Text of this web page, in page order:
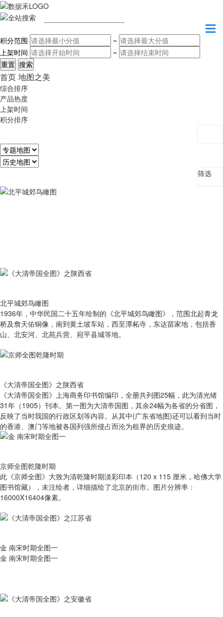
积分范围
~
上架时间
~
首页 地图之美
综合排序
产品热度
上架时间
积分排序
筛选
北平城郊鸟瞰图
1936年，中华民国二十五年绘制的《北平城郊鸟瞰图》，范围北起青龙
桥及詹天佑铜像，南到黄土坡车站，西至潭柘寺，东达苗家地，包括香
山、北安河、北苑兵营、宛平县城等地。
《大清帝国全图》之陕西省
《大清帝国全图》上海商务印书馆编印，全册共列图25幅，此为清光绪
31年（1905）刊本。第一图为大清帝国图，其余24幅为各省的分省图，
反映了当时我国的行政区划等内容。从其中(广东省地图)还可以看到当时
的香港、澳门等地被各国列强所侵占而沦为租界的历史痕迹。
京师全图乾隆时期
此《京师全图》大致为清乾隆时期淡彩印本（120 x 115 厘米，哈佛大学
图书馆藏），未注绘者，详细描绘了北京的街市。图片分辨率：
16000X16404像素。
金 南宋时期全图一
金 南宋时期全图一